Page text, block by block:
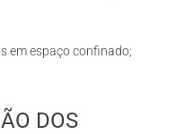
em espaço confinado;
DOS